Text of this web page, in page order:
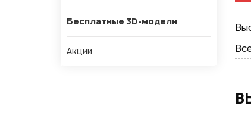
Бесплатные 3D-модели
Акции